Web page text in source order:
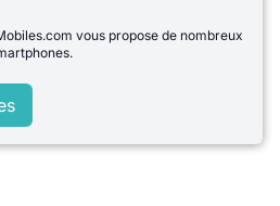
vous propose de nombreux